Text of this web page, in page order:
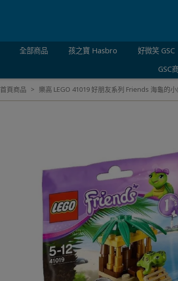
全部商品 孩之寶 Hasbro 好微笑 GSC
GSC
首頁商品 樂高 LEGO 41019 好朋友系列 Friends 海龜的